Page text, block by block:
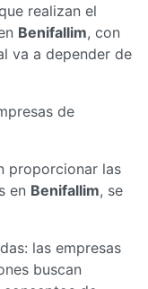
realizan el
Benifallim, con
va a depender de
de
proporcionar las
en Benifallim, se
las empresas
buscan